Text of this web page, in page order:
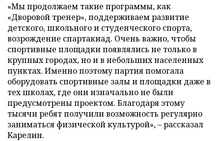
«Мы продолжаем такие программы, как
«Дворовой тренер», поддерживаем развитие
детского, школьного и студенческого спорта,
возрождение спартакиад. Очень важно, чтобы
спортивные площадки появлялись не только в
крупных городах, но и в небольших населенных
пунктах. Именно поэтому партия помогала
оборудовать спортивные залы и площадки даже в
тех школах, где они изначально не были
предусмотрены проектом. Благодаря этому
тысячи ребят получили возможность регулярно
заниматься физической культурой», – рассказал
Карелин.